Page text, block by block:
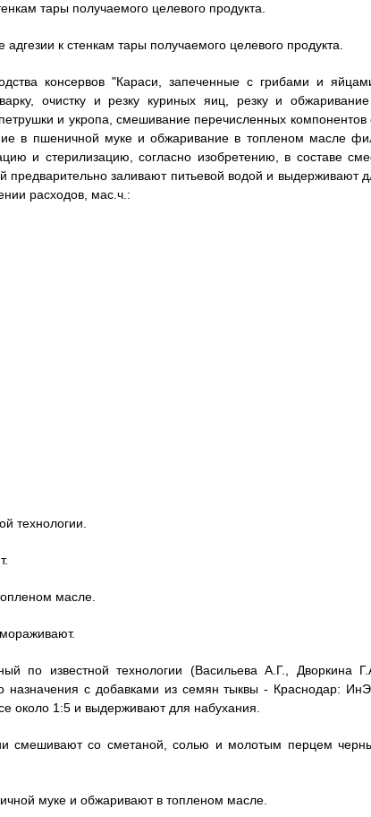
тары получаемого целевого продукта.
к стенкам тары получаемого целевого продукта.
консервов "Караси, запеченные с грибами и
очистку и резку куриных яиц, резку и
и укропа, смешивание перечисленных компонентов
в пшеничной муке и обжаривание в топленом масле
и стерилизацию, согласно изобретению, в составе
заливают питьевой водой и выдерживают
расходов, мас.ч.:
технологии.
масле.
по известной технологии (Васильева А.Г., Дворкина
назначения с добавками из семян тыквы - Краснодар:
около 1:5 и выдерживают для набухания.
смешивают со сметаной, солью и молотым перцем
муке и обжаривают в топленом масле.